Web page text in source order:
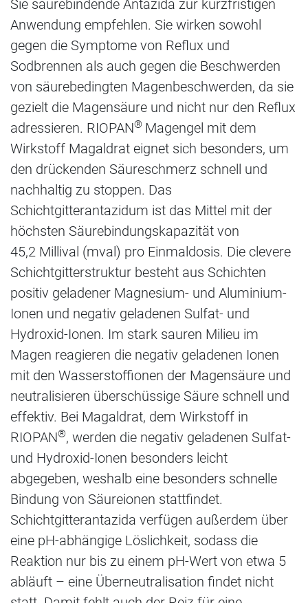
Sie säurebindende Antazida zur kurzfristigen
Anwendung empfehlen. Sie wirken sowohl
gegen die Symptome von Reflux und
Sodbrennen als auch gegen die Beschwerden
von säurebedingten Magenbeschwerden, da sie
gezielt die Magensäure und nicht nur den Reflux
adressieren. RIOPAN® Magengel mit dem
Wirkstoff Magaldrat eignet sich besonders, um
den drückenden Säureschmerz schnell und
nachhaltig zu stoppen. Das
Schichtgitterantazidum ist das Mittel mit der
höchsten Säurebindungskapazität von
45,2 Millival (mval) pro Einmaldosis. Die clevere
Schichtgitterstruktur besteht aus Schichten
positiv geladener Magnesium- und Aluminium-
Ionen und negativ geladenen Sulfat- und
Hydroxid-Ionen. Im stark sauren Milieu im
Magen reagieren die negativ geladenen Ionen
mit den Wasserstoffionen der Magensäure und
neutralisieren überschüssige Säure schnell und
effektiv. Bei Magaldrat, dem Wirkstoff in
RIOPAN®, werden die negativ geladenen Sulfat-
und Hydroxid-Ionen besonders leicht
abgegeben, weshalb eine besonders schnelle
Bindung von Säureionen stattfindet.
Schichtgitterantazida verfügen außerdem über
eine pH-abhängige Löslichkeit, sodass die
Reaktion nur bis zu einem pH-Wert von etwa 5
abläuft – eine Überneutralisation findet nicht